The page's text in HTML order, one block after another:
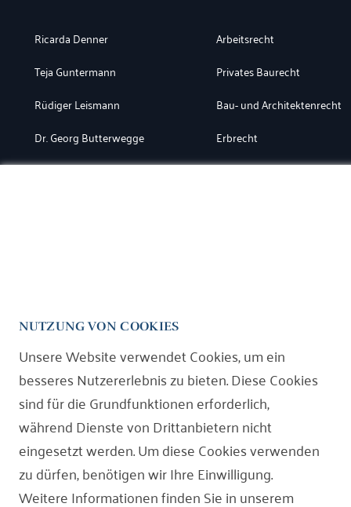
NUTZUNG VON COOKIES
Unsere Website verwendet Cookies, um ein
besseres Nutzererlebnis zu bieten. Diese Cookies
sind für die Grundfunktionen erforderlich,
während Dienste von Drittanbietern nicht
eingesetzt werden. Um diese Cookies verwenden
zu dürfen, benötigen wir Ihre Einwilligung.
Weitere Informationen finden Sie in unserem
Ricarda Denner
Teja Guntermann
Rüdiger Leismann
Dr. Georg Butterwegge
Nico Slaby
Arbeitsrecht
Privates Baurecht
Bau- und Architektenrecht
Erbrecht
Familienrecht
Verkehrsrecht
Versicherungsrecht
Öffentliches Baurecht
Gesellschaftsrecht
Kontakt